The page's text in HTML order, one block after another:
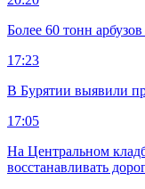
Более 60 тонн
17:23
В Бурятии выявили
17:05
На Центральном
восстанавливать